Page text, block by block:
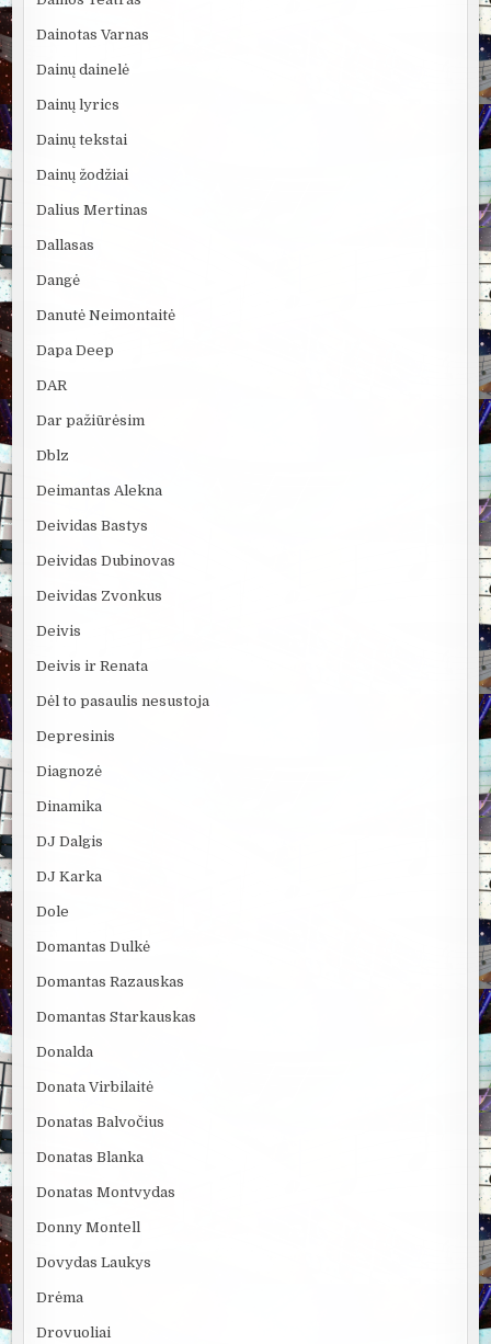
Dainotas Varnas
Dainų dainelė
Dainų lyrics
Dainų tekstai
Dainų žodžiai
Dalius Mertinas
Dallasas
Dangė
Danutė Neimontaitė
Dapa Deep
DAR
Dar pažiūrėsim
Dblz
Deimantas Alekna
Deividas Bastys
Deividas Dubinovas
Deividas Zvonkus
Deivis
Deivis ir Renata
Dėl to pasaulis nesustoja
Depresinis
Diagnozė
Dinamika
DJ Dalgis
DJ Karka
Dole
Domantas Dulkė
Domantas Razauskas
Domantas Starkauskas
Donalda
Donata Virbilaitė
Donatas Balvočius
Donatas Blanka
Donatas Montvydas
Donny Montell
Dovydas Laukys
Drėma
Drovuoliai